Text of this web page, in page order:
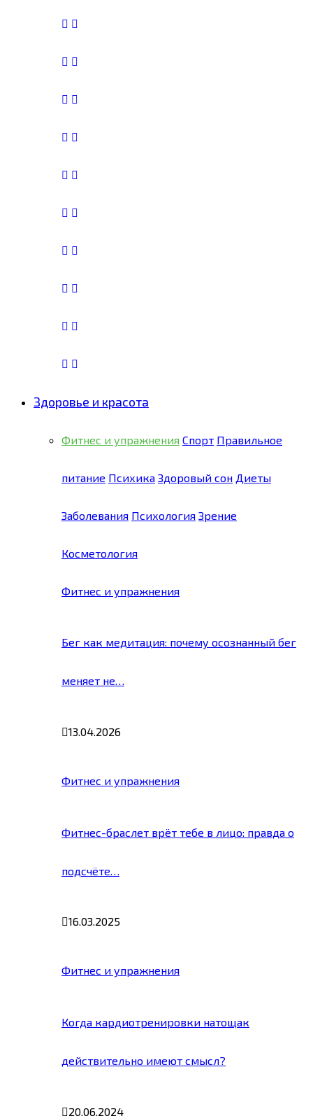
Здоровье и красота
Фитнес и упражнения Спорт Правильное
питание Психика Здоровый сон Диеты
Заболевания Психология Зрение
Косметология
Фитнес и упражнения
Бег как медитация: почему осознанный бег
меняет не…
13.04.2026
Фитнес и упражнения
Фитнес-браслет врёт тебе в лицо: правда о
подсчёте…
16.03.2025
Фитнес и упражнения
Когда кардиотренировки натощак
действительно имеют смысл?
20.06.2024